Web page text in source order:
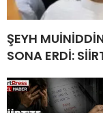
ŞEYH
SONA ERDİ: